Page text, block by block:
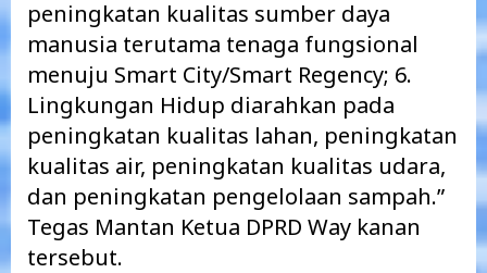
peningkatan kualitas sumber daya
manusia terutama tenaga fungsional
menuju Smart City/Smart Regency; 6.
Lingkungan Hidup diarahkan pada
peningkatan kualitas lahan, peningkatan
kualitas air, peningkatan kualitas udara,
dan peningkatan pengelolaan sampah.”
Tegas Mantan Ketua DPRD Way kanan
tersebut.